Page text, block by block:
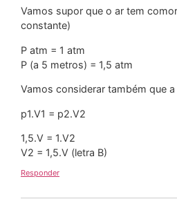
Vamos supor que o ar tem
constante)
P atm = 1 atm
P (a 5 metros) = 1,5 atm
Vamos considerar também que
p1.V1 = p2.V2
1,5.V = 1.V2
V2 = 1,5.V (letra B)
Responder